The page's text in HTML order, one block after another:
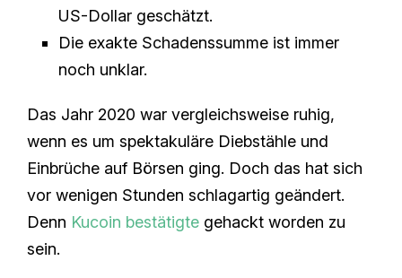
US-Dollar geschätzt.
Die exakte Schadenssumme ist immer
noch unklar.
Das Jahr 2020 war vergleichsweise ruhig,
wenn es um spektakuläre Diebstähle und
Einbrüche auf Börsen ging. Doch das hat sich
vor wenigen Stunden schlagartig geändert.
Denn Kucoin bestätigte gehackt worden zu
sein.